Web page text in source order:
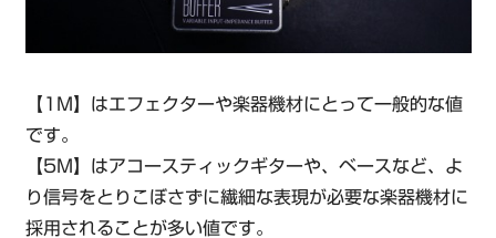
【1M】はエフェクターや楽器機材にとって一般的な値
です。
【5M】はアコースティックギターや、ベースなど、よ
り信号をとりこぼさずに繊細な表現が必要な楽器機材に
採用されることが多い値です。